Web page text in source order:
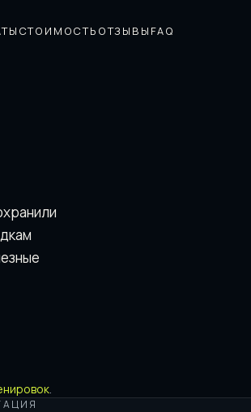
СТОИМОСТЬ ОТЗЫВЫ FAQ
.